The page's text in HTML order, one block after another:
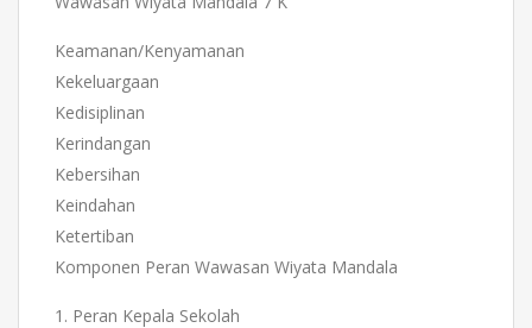
Keamanan/Kenyamanan
Kekeluargaan
Kedisiplinan
Kerindangan
Kebersihan
Keindahan
Ketertiban
Komponen Peran Wawasan Wiyata Mandala
1. Peran Kepala Sekolah